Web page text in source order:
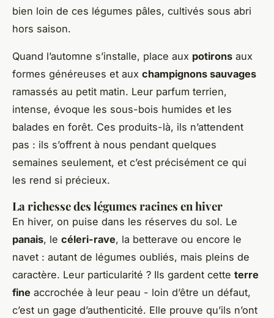
bien loin de ces légumes pâles, cultivés sous abri
hors saison.
Quand l’automne s’installe, place aux potirons aux
formes généreuses et aux champignons sauvages
ramassés au petit matin. Leur parfum terrien,
intense, évoque les sous-bois humides et les
balades en forêt. Ces produits-là, ils n’attendent
pas : ils s’offrent à nous pendant quelques
semaines seulement, et c’est précisément ce qui
les rend si précieux.
La richesse des légumes racines en hiver
En hiver, on puise dans les réserves du sol. Le
panais, le céleri-rave, la betterave ou encore le
navet : autant de légumes oubliés, mais pleins de
caractère. Leur particularité ? Ils gardent cette terre
fine accrochée à leur peau - loin d’être un défaut,
c’est un gage d’authenticité. Elle prouve qu’ils n’ont